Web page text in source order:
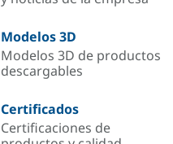
Modelos 3D
Modelos 3D de productos
descargables
Certificados
Certificaciones de